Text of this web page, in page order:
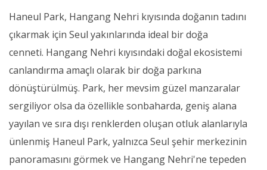
Haneul Park, Hangang Nehri kıyısında doğanın tadını
çıkarmak için Seul yakınlarında ideal bir doğa
cenneti. Hangang Nehri kıyısındaki doğal ekosistemi
canlandırma amaçlı olarak bir doğa parkına
dönüştürülmüş. Park, her mevsim güzel manzaralar
sergiliyor olsa da özellikle sonbaharda, geniş alana
yayılan ve sıra dışı renklerden oluşan otluk alanlarıyla
ünlenmiş Haneul Park, yalnızca Seul şehir merkezinin
panoramasını görmek ve Hangang Nehri'ne tepeden